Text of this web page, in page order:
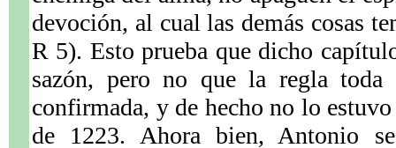
devoción, al cual las demás cosas
R 5). Esto prueba que dicho
sazón, pero no que la regla toda
confirmada, y de hecho no lo
de 1223. Ahora bien, Antonio